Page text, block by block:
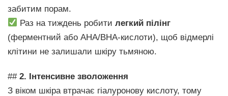
забитим порам.
Раз на тиждень робитилегкий пілінг
(ферментний або AHA/BHA-кислоти), щоб відмерлі
клітини не залишали шкіру тьмяною.
## 2. Інтенсивне зволоження
З віком шкіра втрачає гіалуронову кислоту, тому